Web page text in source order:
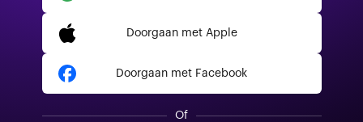
Doorgaan met Apple
Doorgaan met Facebook
Of